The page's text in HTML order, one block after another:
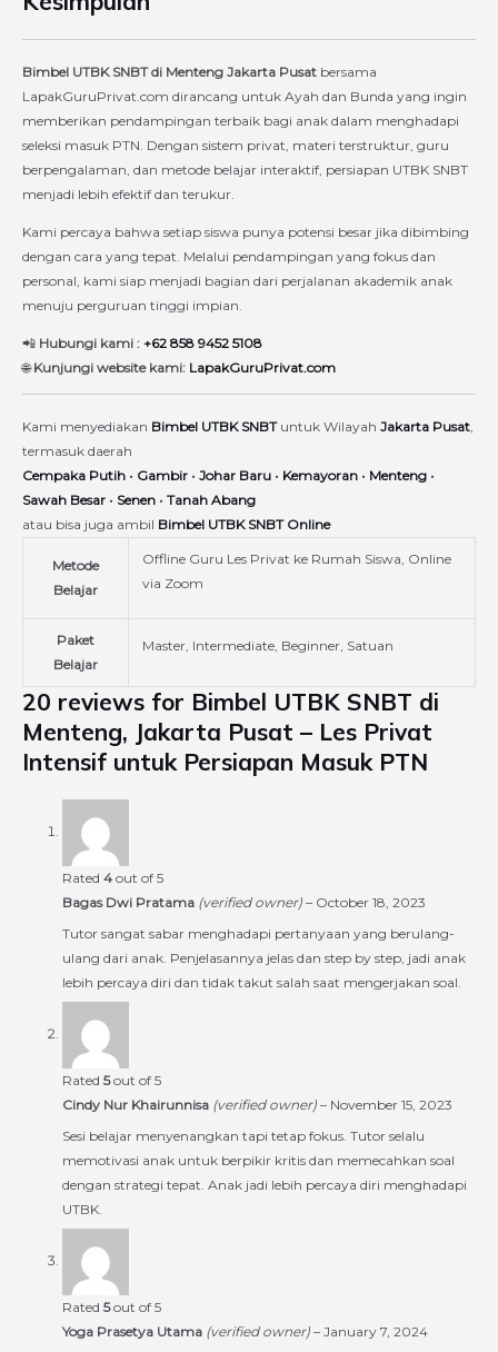
Bimbel UTBK SNBT di Menteng Jakarta Pusat bersama
LapakGuruPrivat.com dirancang untuk Ayah dan Bunda yang ingin
memberikan pendampingan terbaik bagi anak dalam menghadapi
seleksi masuk PTN. Dengan sistem privat, materi terstruktur, guru
berpengalaman, dan metode belajar interaktif, persiapan UTBK SNBT
menjadi lebih efektif dan terukur.
Kami percaya bahwa setiap siswa punya potensi besar jika dibimbing
dengan cara yang tepat. Melalui pendampingan yang fokus dan
personal, kami siap menjadi bagian dari perjalanan akademik anak
menuju perguruan tinggi impian.
📲 Hubungi kami : +62 858 9452 5108
🌐Kunjungi website kami: LapakGuruPrivat.com
Kami menyediakan Bimbel UTBK SNBTuntuk Wilayah Jakarta Pusat
termasuk daerah
Cempaka Putih • Gambir • Johar Baru • Kemayoran • Menteng •
Sawah Besar • Senen • Tanah Abang
atau bisa juga ambil Bimbel UTBK SNBT Online
Metode
Belajar
Offline Guru Les Privat ke Rumah Siswa, Online
via Zoom
Paket
Belajar
Master, Intermediate, Beginner, Satuan
20 reviews for Bimbel UTBK SNBT di
Menteng, Jakarta Pusat – Les Privat
Intensif untuk Persiapan Masuk PTN
Rated 4 out of 5
Bagas Dwi Pratama (verified owner) – October 18, 2023
Tutor sangat sabar menghadapi pertanyaan yang berulang-
ulang dari anak. Penjelasannya jelas dan step by step, jadi anak
lebih percaya diri dan tidak takut salah saat mengerjakan soal.
Rated 5out of 5
Cindy Nur Khairunnisa (verified owner) – November 15, 2023
Sesi belajar menyenangkan tapi tetap fokus. Tutor selalu
memotivasi anak untuk berpikir kritis dan memecahkan soal
dengan strategi tepat. Anak jadi lebih percaya diri menghadapi
UTBK.
Rated 5out of 5
Yoga Prasetya Utama (verified owner) – January 7, 2024